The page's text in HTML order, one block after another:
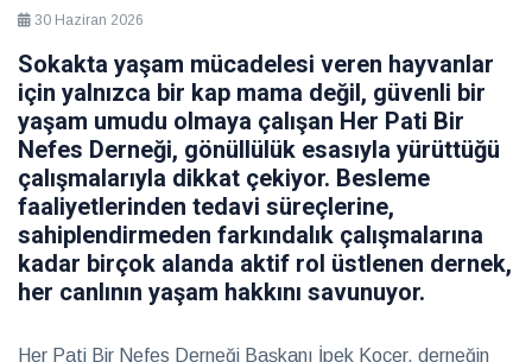
Haberler
Benim
için
her
hasta
özeldir
Temmuz
Sağlık
güvenli bir
30 Haziran 2026
Sokakta yaşam mücadelesi veren hayvanlar
için yalnızca bir kap mama değil, güvenli bir
yaşam umudu olmaya çalışan Her Pati Bir
Nefes Derneği, gönüllülük esasıyla yürüttüğü
çalışmalarıyla dikkat çekiyor. Besleme
faaliyetlerinden tedavi süreçlerine,
sahiplendirmeden farkındalık çalışmalarına
kadar birçok alanda aktif rol üstlenen dernek,
her canlının yaşam hakkını savunuyor.
Her Pati Bir Nefes Derneği Başkanı İpek Koçer, derneğin